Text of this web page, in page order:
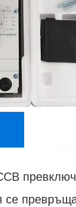
се